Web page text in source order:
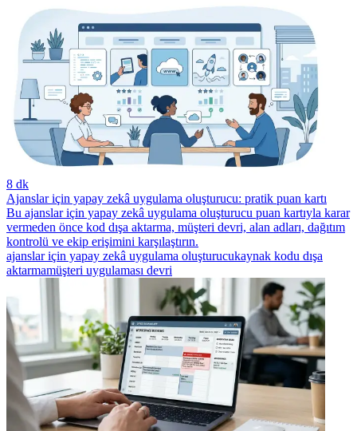
8 dk
Ajanslar için yapay zekâ uygulama oluşturucu: pratik puan kartı
Bu ajanslar için yapay zekâ uygulama oluşturucu puan kartıyla karar
vermeden önce kod dışa aktarma, müşteri devri, alan adları, dağıtım
kontrolü ve ekip erişimini karşılaştırın.
ajanslar için yapay zekâ uygulama oluşturucukaynak kodu dışa
aktarmamüşteri uygulaması devri